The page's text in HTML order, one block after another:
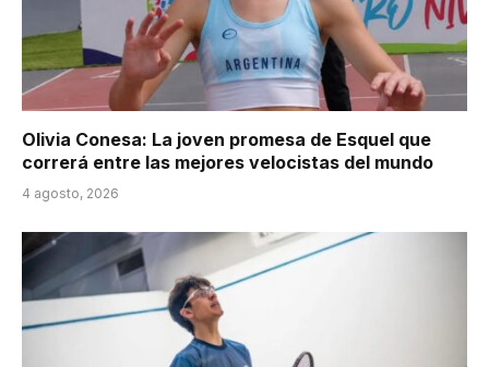
Olivia Conesa: La joven promesa de Esquel que
correrá entre las mejores velocistas del mundo
4 agosto, 2026